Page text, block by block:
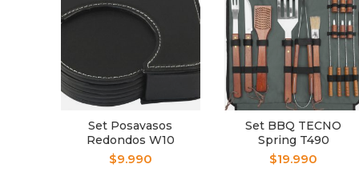
Set Posavasos
Redondos W10
$9.990
Set BBQ TECNO
Spring T490
$19.990